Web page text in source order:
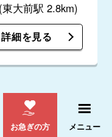
(東大前駅 2.8km)
詳細を見る
電話をかける
お急ぎの方 メニュー